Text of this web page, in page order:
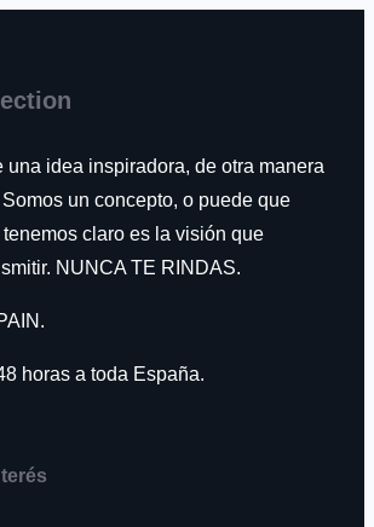
una idea inspiradora, de otra manera
un concepto, o puede que
claro es la visión que
NUNCA TE RINDAS.
horas a toda España.